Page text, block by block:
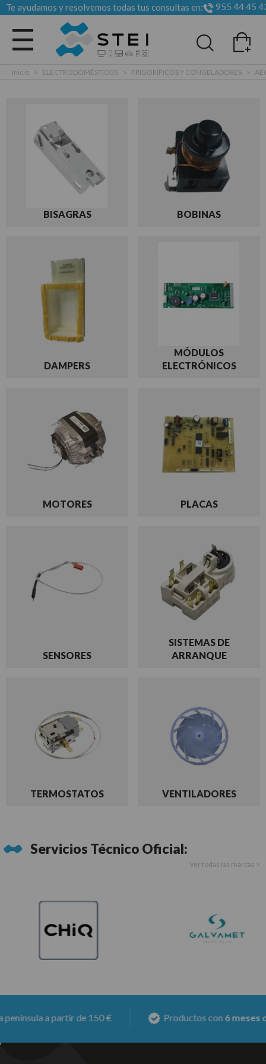
Te ayudamos y resolvemos todas tus consultas en: 955 44 45
Todas las categorias
Inicio > ELECTRODOMÉSTICOS > FRIGORÍFICOS Y CONGELADORES >
BISAGRAS BOBINAS
DAMPERS
MÓDULOS
ELECTRÓNICOS
MOTORES PLACAS
SENSORES
SISTEMAS DE
ARRANQUE
TERMOSTATOS VENTILADORES
Servicios Técnico Oficial:
Ver todas las marcas >
a partir de 150 € Productos con6 meses de